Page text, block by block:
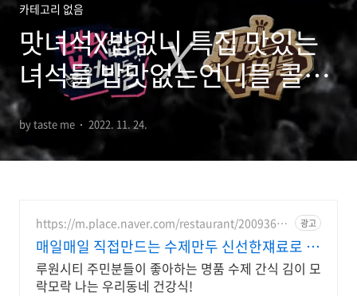
카테고리 없음
맛녀석X밥없니 특집 맛있는
녀석들 밥맛없는언니들 콜라
보 만두전골 해물파전 보쌈
미니만두 꿔바만두 맛집 어
디? 405회 소식좌 산다라박
박소현 종로 만두 식당 위치
정보
by taste me 2022. 11. 24.
https://m.place.naver.com/restaurant/20093630
94
광고
매일매일 직접만드는 수제만두 신선한쟤료로 만
드는 수제간식
루원시티 주민분들이 좋아하는 명품 수제 간식 김이 모
락모락 나는 우리동네 건강식!